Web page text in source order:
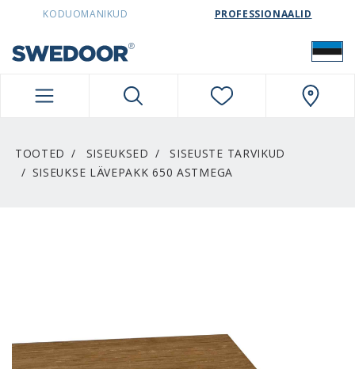
SWEDOORESTONIA NAVIGATION
KODUOMANIKUD PROFESSIONAALID
TOOTED SISEUKSED
SISEUSTE TARVIKUD
SISEUKSE LÄVEPAKK 650 ASTMEGA